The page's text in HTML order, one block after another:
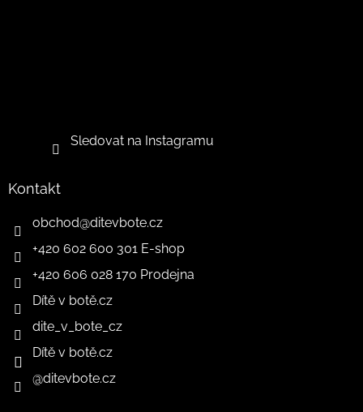
Sledovat na Instagramu
Kontakt
obchod@ditevbote.cz
+420 602 600 301 E-shop
+420 606 028 170 Prodejna
Dítě v botě.cz
dite_v_bote_cz
Dítě v botě.cz
@ditevbote.cz